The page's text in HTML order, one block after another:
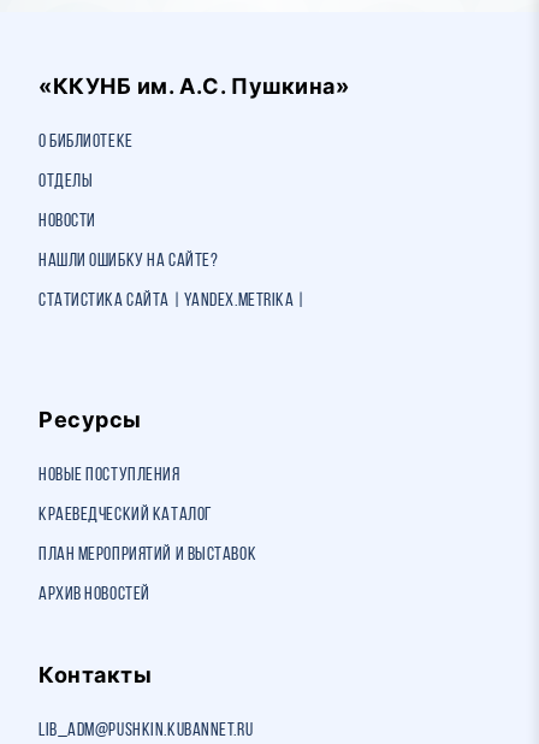
«ККУНБ им. А.С. Пушкина»
О библиотеке
Отделы
Новости
Нашли ошибку на сайте?
Статистика сайта | Yandex.Metrika |
Ресурсы
Новые поступления
Краеведческий каталог
План мероприятий и выставок
Архив новостей
Контакты
lib_adm@pushkin.kubannet.ru